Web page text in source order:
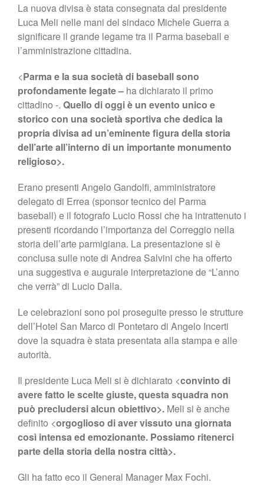
La nuova divisa è stata consegnata dal presidente
Luca Meli nelle mani del sindaco Michele Guerra a
significare il grande legame tra il Parma baseball e
l’amministrazione cittadina.
<Parma e la sua società di baseball sono
profondamente legate – ha dichiarato il primo
cittadino -. Quello di oggi è un evento unico e
storico con una società sportiva che dedica la
propria divisa ad un’eminente figura della storia
dell’arte all’interno di un importante monumento
religioso>.
Erano presenti Angelo Gandolfi, amministratore
delegato di Errea (sponsor tecnico del Parma
baseball) e il fotografo Lucio Rossi che ha intrattenuto i
presenti ricordando l’importanza del Correggio nella
storia dell’arte parmigiana. La presentazione si è
conclusa sulle note di Andrea Salvini che ha offerto
una suggestiva e augurale interpretazione de “L’anno
che verrà” di Lucio Dalla.
Le celebrazioni sono poi proseguite presso le strutture
dell’Hotel San Marco di Pontetaro di Angelo Incerti
dove la squadra è stata presentata alla stampa e alle
autorità.
Il presidente Luca Meli si è dichiarato <convinto di
avere fatto le scelte giuste, questa squadra non
può precludersi alcun obiettivo>. Meli si è anche
definito <orgoglioso di aver vissuto una giornata
così intensa ed emozionante. Possiamo ritenerci
parte della storia della nostra città>.
Gli ha fatto eco il General Manager Max Fochi.